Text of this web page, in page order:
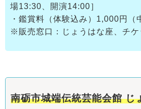
場13:30、開演14:00］
・鑑賞料（体験込み）1,000円（
※販売窓口：じょうはな座、チ
南砺市城端伝統芸能会館 じ